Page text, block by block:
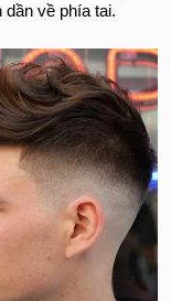
về phía tai.